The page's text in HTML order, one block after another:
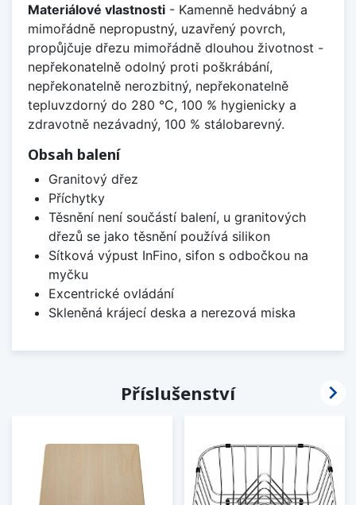
Materiálové vlastnosti - Kamenně hedvábný a
mimořádně nepropustný, uzavřený povrch,
propůjčuje dřezu mimořádně dlouhou životnost -
nepřekonatelně odolný proti poškrábání,
nepřekonatelně nerozbitný, nepřekonatelně
tepluvzdorný do 280 °C, 100 % hygienicky a
zdravotně nezávadný, 100 % stálobarevný.
Obsah balení
Granitový dřez
Příchytky
Těsnění není součástí balení, u granitových
dřezů se jako těsnění používá silikon
Sítková výpust InFino, sifon s odbočkou na
myčku
Excentrické ovládání
Skleněná krájecí deska a nerezová miska
Příslušenství 